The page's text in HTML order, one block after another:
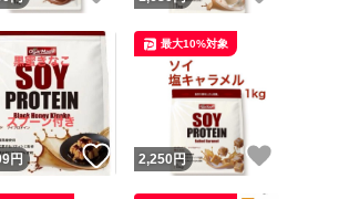
！
円 いいね！
2,250 円
最大10%対象